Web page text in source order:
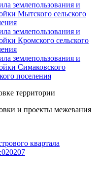
землепользования и
Мытского сельского
землепользования и
Кромского сельского
землепользования и
Симаковского
поселения
территории
и проекты межевания
квартала